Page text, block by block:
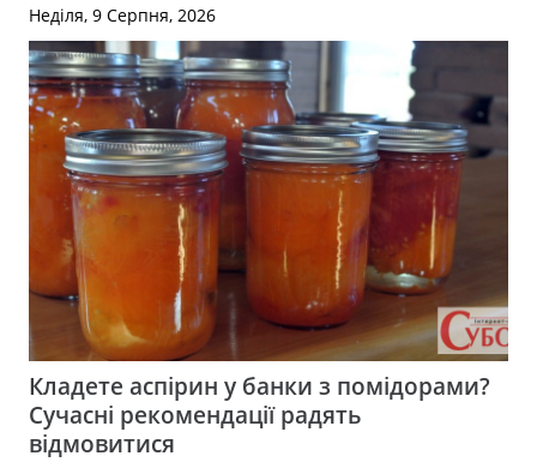
Неділя, 9 Серпня, 2026
Кладете аспірин у банки з помідорами?
Сучасні рекомендації радять
відмовитися